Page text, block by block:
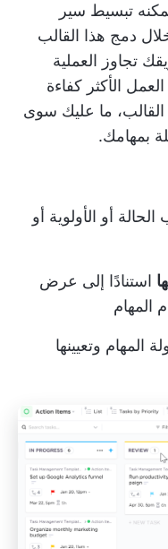
تبسيط سير
دمج هذا القالب
تجاوز العملية
الأكثر كفاءة
ما عليك سوى
بمهامك.
أو الأولوية أو
استنادًا إلى عرض
المهام
المهام وتعيينها